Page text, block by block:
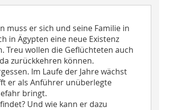
muss er sich und seine Familie in
in Ägypten eine neue Existenz
Treu wollen die Geflüchteten auch
zurückkehren können.
Im Laufe der Jahre wächst
er als Anführer unüberlegte
bringt.
Und wie kann er dazu